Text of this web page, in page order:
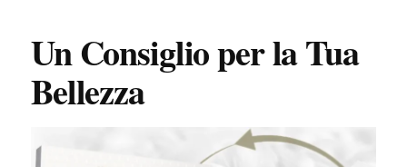
Un Consiglio per la Tua
Bellezza